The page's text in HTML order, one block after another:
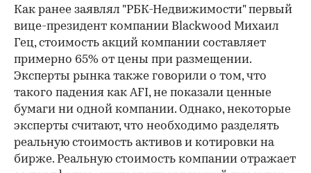
Как ранее заявлял "РБК-Недвижимости" первый
вице-президент компании Blackwood Михаил
Гец, стоимость акций компании составляет
примерно 65% от цены при размещении.
Эксперты рынка также говорили о том, что
такого падения как AFI, не показали ценные
бумаги ни одной компании. Однако, некоторые
эксперты считают, что необходимо разделять
реальную стоимость активов и котировки на
бирже. Реальную стоимость компании отражает